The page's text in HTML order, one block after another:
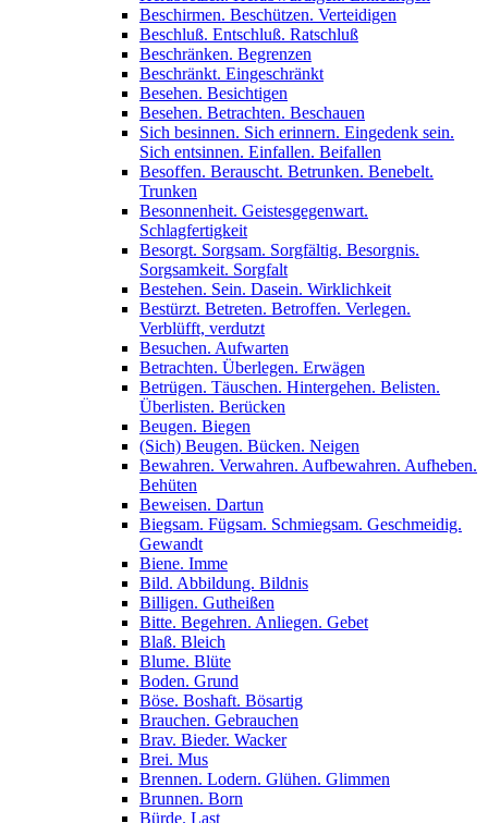
Beschirmen. Beschützen. Verteidigen
Beschluß. Entschluß. Ratschluß
Beschränken. Begrenzen
Beschränkt. Eingeschränkt
Besehen. Besichtigen
Besehen. Betrachten. Beschauen
Sich besinnen. Sich erinnern. Eingedenk sein.
Sich entsinnen. Einfallen. Beifallen
Besoffen. Berauscht. Betrunken. Benebelt.
Trunken
Besonnenheit. Geistesgegenwart.
Schlagfertigkeit
Besorgt. Sorgsam. Sorgfältig. Besorgnis.
Sorgsamkeit. Sorgfalt
Bestehen. Sein. Dasein. Wirklichkeit
Bestürzt. Betreten. Betroffen. Verlegen.
Verblüfft, verdutzt
Besuchen. Aufwarten
Betrachten. Überlegen. Erwägen
Betrügen. Täuschen. Hintergehen. Belisten.
Überlisten. Berücken
Beugen. Biegen
(Sich) Beugen. Bücken. Neigen
Bewahren. Verwahren. Aufbewahren. Aufheben.
Behüten
Beweisen. Dartun
Biegsam. Fügsam. Schmiegsam. Geschmeidig.
Gewandt
Biene. Imme
Bild. Abbildung. Bildnis
Billigen. Gutheißen
Bitte. Begehren. Anliegen. Gebet
Blaß. Bleich
Blume. Blüte
Boden. Grund
Böse. Boshaft. Bösartig
Brauchen. Gebrauchen
Brav. Bieder. Wacker
Brei. Mus
Brennen. Lodern. Glühen. Glimmen
Brunnen. Born
Bürde. Last